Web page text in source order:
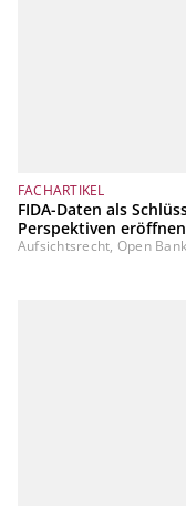
FACHARTIKEL
FIDA-Daten als
Perspektiven eröffnen
Aufsichtsrecht, Open